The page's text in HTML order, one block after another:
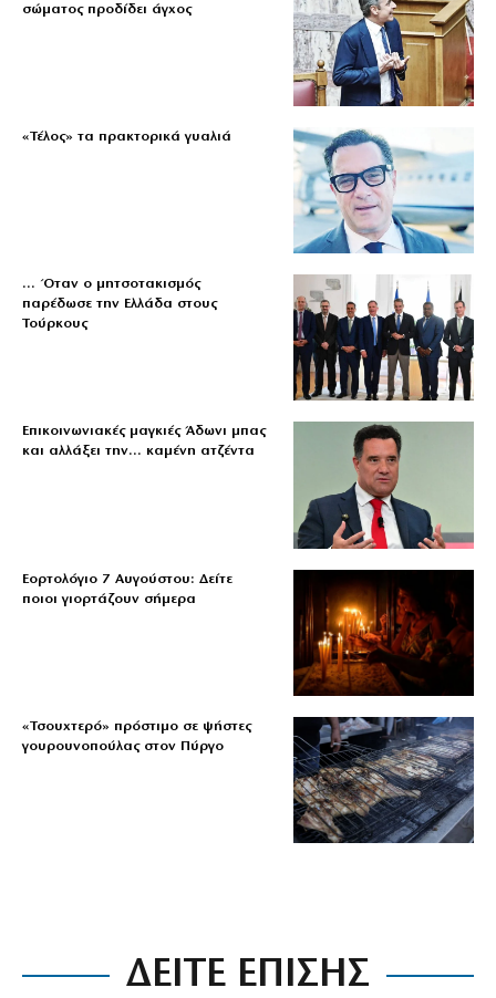
σώματος προδίδει άγχος
«Τέλος» τα πρακτορικά γυαλιά
… Όταν ο μητσοτακισμός
παρέδωσε την Ελλάδα στους
Τούρκους
Επικοινωνιακές μαγκιές Άδωνι μπας
και αλλάξει την… καμένη ατζέντα
Εορτολόγιο 7 Αυγούστου: Δείτε
ποιοι γιορτάζουν σήμερα
«Τσουχτερό» πρόστιμο σε ψήστες
γουρουνοπούλας στον Πύργο
ΔΕΙΤΕ ΕΠΙΣΗΣ